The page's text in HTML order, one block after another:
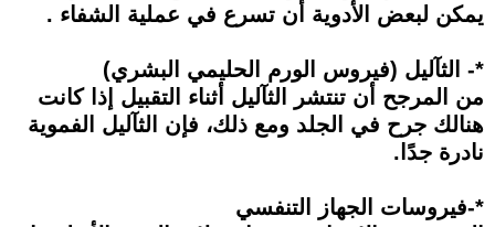
يمكن لبعض الأدوية أن تسرع في عملية الشفاء .
*- الثآليل (فيروس الورم الحليمي البشري)
من المرجح أن تنتشر الثآليل أثناء التقبيل إذا كانت
هنالك جرح في الجلد ومع ذلك، فإن الثآليل الفموية
نادرة جدًا.
*-فيروسات الجهاز التنفسي